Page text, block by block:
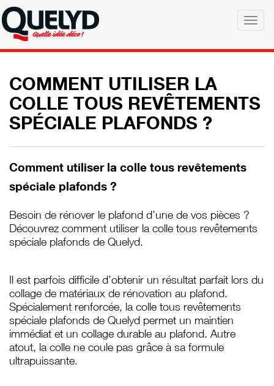
Skip
to
main
content
COMMENT UTILISER LA
COLLE TOUS REVÊTEMENTS
SPÉCIALE PLAFONDS ?
Comment utiliser la colle tous revêtements
spéciale plafonds ?
Besoin de rénover le plafond d’une de vos pièces ?
Découvrez comment utiliser la colle tous revêtements
spéciale plafonds de Quelyd.
Il est parfois difficile d’obtenir un résultat parfait lors du
collage de matériaux de rénovation au plafond.
Spécialement renforcée, la colle tous revêtements
spéciale plafonds de Quelyd permet un maintien
immédiat et un collage durable au plafond. Autre
atout, la colle ne coule pas grâce à sa formule
ultrapuissante.